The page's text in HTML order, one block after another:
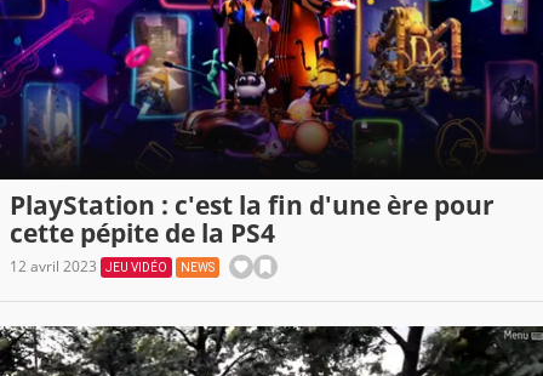
PlayStation : c'est la fin d'une ère pour
cette pépite de la PS4
12 avril 2023 JEU VIDÉO NEWS